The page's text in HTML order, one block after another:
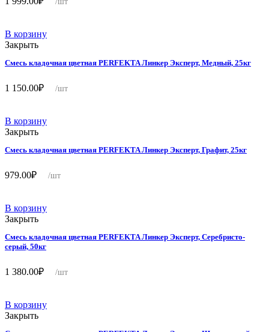
В корзину
Закрыть
Смесь кладочная цветная PERFEKTA Линкер Эксперт, Медный, 25кг
1 150.00₽ /шт
В корзину
Закрыть
Смесь кладочная цветная PERFEKTA Линкер Эксперт, Графит, 25кг
979.00₽ /шт
В корзину
Закрыть
Смесь кладочная цветная PERFEKTA Линкер Эксперт, Серебристо-
серый, 50кг
1 380.00₽ /шт
В корзину
Закрыть